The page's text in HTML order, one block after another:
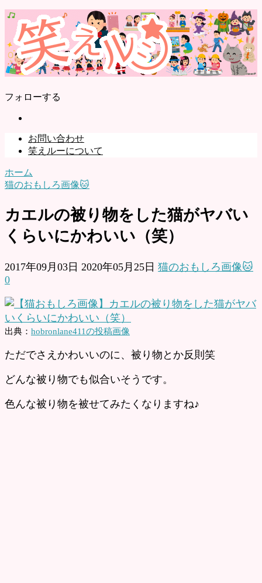
フォローする
お問い合わせ
笑えルーについて
ホーム
猫のおもしろ画像🐱
カエルの被り物をした猫がヤバい
くらいにかわいい（笑）
2017年09月03日 2020年05月25日 猫のおもしろ画像🐱
0
出典： hobronlane411の投稿画像
ただでさえかわいいのに、被り物とか反則笑
どんな被り物でも似合いそうです。
色んな被り物を被せてみたくなりますね♪